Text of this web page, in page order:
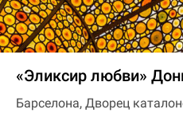
«Эликсир любви»
Барселона, Дворец